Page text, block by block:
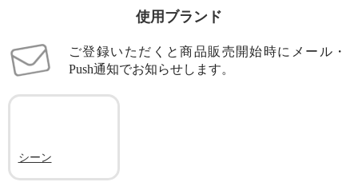
使用ブランド
ご登録いただくと商品販売開始時にメール・
Push通知でお知らせします。
シーン